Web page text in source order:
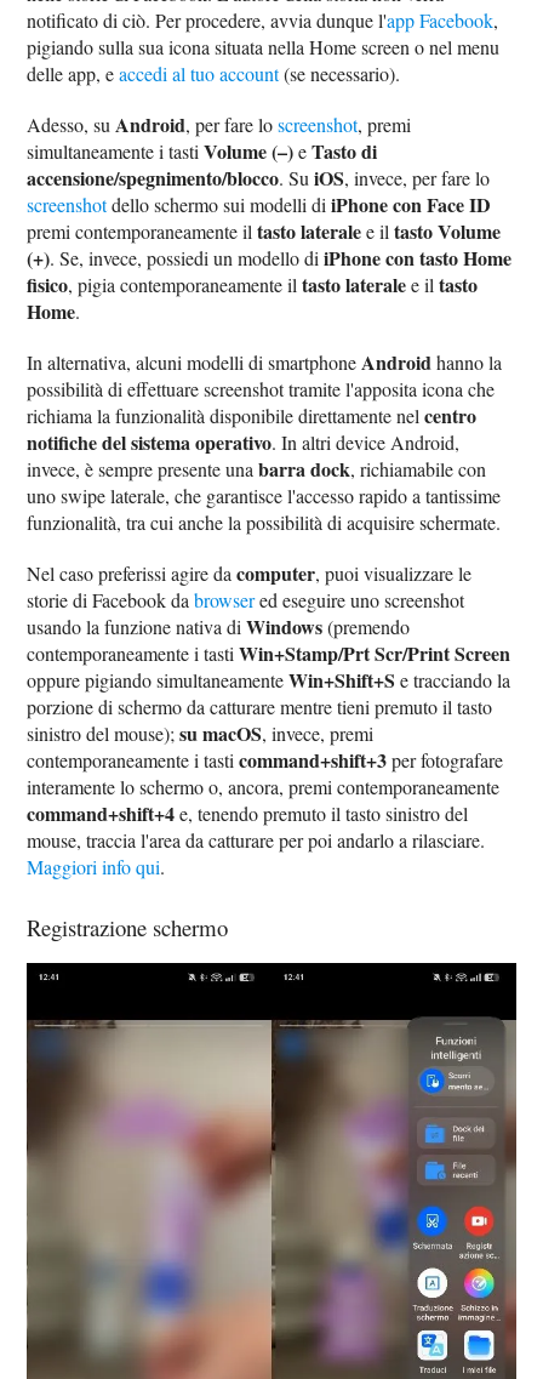
notificato di ciò. Per procedere, avvia dunque l'app Facebook,
pigiando sulla sua icona situata nella Home screen o nel menu
delle app, eaccedi al tuo account(se necessario).
Adesso, su Android, per fare loscreenshot, premi
simultaneamente i tastiVolume (–)eTasto di
accensione/spegnimento/blocco. SuiOS, invece, per fare lo
screenshotdello schermo sui modelli diiPhone con Face ID
premi contemporaneamente iltasto lateralee iltasto Volume
(+). Se, invece, possiedi un modello diiPhone con tasto Home
fisico, pigia contemporaneamente iltasto lateralee iltasto
Home.
In alternativa, alcuni modelli di smartphone Android hanno la
possibilità di effettuare screenshot tramite l'apposita icona che
richiama la funzionalità disponibile direttamente nelcentro
notifiche del sistema operativo. In altri device Android,
invece, è sempre presente unabarra dock, richiamabile con
uno swipe laterale, che garantisce l'accesso rapido a tantissime
funzionalità, tra cui anche la possibilità di acquisire schermate.
Nel caso preferissi agire dacomputer, puoi visualizzare le
storie di Facebook dabrowsered eseguire uno screenshot
usando la funzione nativa diWindows(premendo
contemporaneamente i tastiWin+Stamp/Prt Scr/Print Screen
oppure pigiando simultaneamenteWin+Shift+S e tracciando la
porzione di schermo da catturare mentre tieni premuto il tasto
sinistro del mouse);su macOS, invece, premi
contemporaneamente i tasticommand+shift+3per fotografare
interamente lo schermo o, ancora, premi contemporaneamente
command+shift+4e, tenendo premuto il tasto sinistro del
mouse, traccia l'area da catturare per poi andarlo a rilasciare.
Maggiori info qui.
Registrazione schermo